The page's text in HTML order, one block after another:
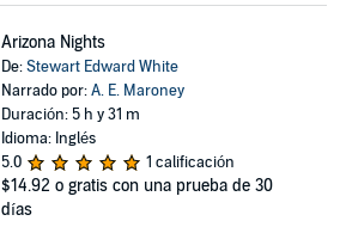
Arizona Nights
De:Stewart Edward White
Narrado por:A. E. Maroney
Duración: 5 h y 31 m
Idioma: Inglés
5.0
1 calificación
$14.92 o gratis con una prueba de 30
días